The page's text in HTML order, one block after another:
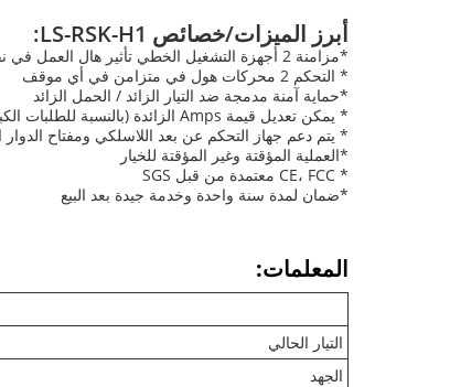
أبرز الميزات/خصائص LS-RSK-H1:
*مزامنة 2 أجهزة التشغيل الخطي تأثير هال العمل في نفس
* التحكم 2 محركات هول في متزامن في أي موقف
*حماية آمنة مدمجة ضد التيار الزائد / الحمل الزائد
* يمكن تعديل قيمة Amps الزائدة (بالنسبة للطلبات الكبيرة ، يمكن تخصيصها)
* يتم دعم جهاز التحكم عن بعد اللاسلكي ومفتاح
*العملية المؤقتة وغير المؤقتة للخيار
* CE، FCC معتمدة من قبل SGS
*ضمان لمدة سنة واحدة وخدمة جيدة بعد البيع
المعلمات:
التيار الحالي
الجهد